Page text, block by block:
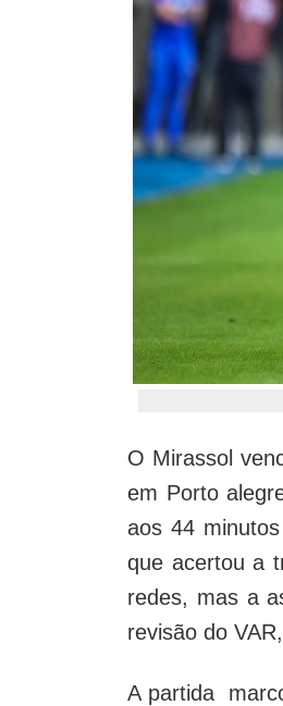
O Mirassol
em Porto
aos 44
que acertou a
redes, mas a
revisão do
A partida